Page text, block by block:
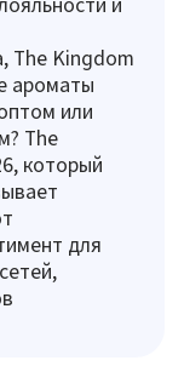
The Kingdom
ароматы
или
The
который
для